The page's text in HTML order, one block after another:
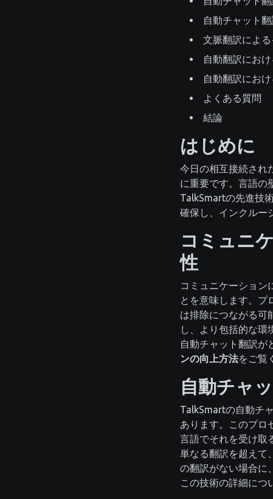
自動チャット
文脈翻訳によ
自動翻訳にお
自動翻訳にお
よくある質問
結論
はじめに
今日の相互接続され
に重要です。言語の
TalkSmartの先進技
確保し、インクルー
コミュニ
性
コミュニケーション
とを意味します。プ
は排除につながる可
し、より包括的な環
自動チャット翻訳が
ンの向上方法をご覧
自動チャ
TalkSmartの自動チ
あります。このプロ
言語でそれを受け取
単なる翻訳を超えて
の翻訳がない場合に
この技術の詳細につ